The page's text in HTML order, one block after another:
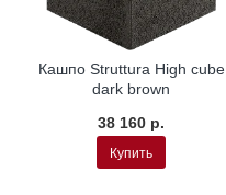
Кашпо Struttura High cube
dark brown
38 160 р.
Купить